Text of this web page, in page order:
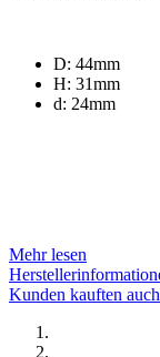
D: 44mm
H: 31mm
d: 24mm
Mehr lesen
Kunden kauften auch